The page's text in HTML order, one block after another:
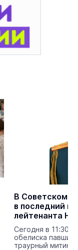
В Советском
в последний
Сегодня в 11:30 в
обелиска павшим
траурный митинг.